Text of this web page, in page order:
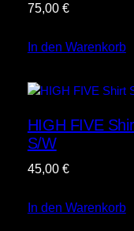
75,00 €
In den Warenkorb
HIGH FIVE
S/W
45,00 €
In den Warenkorb